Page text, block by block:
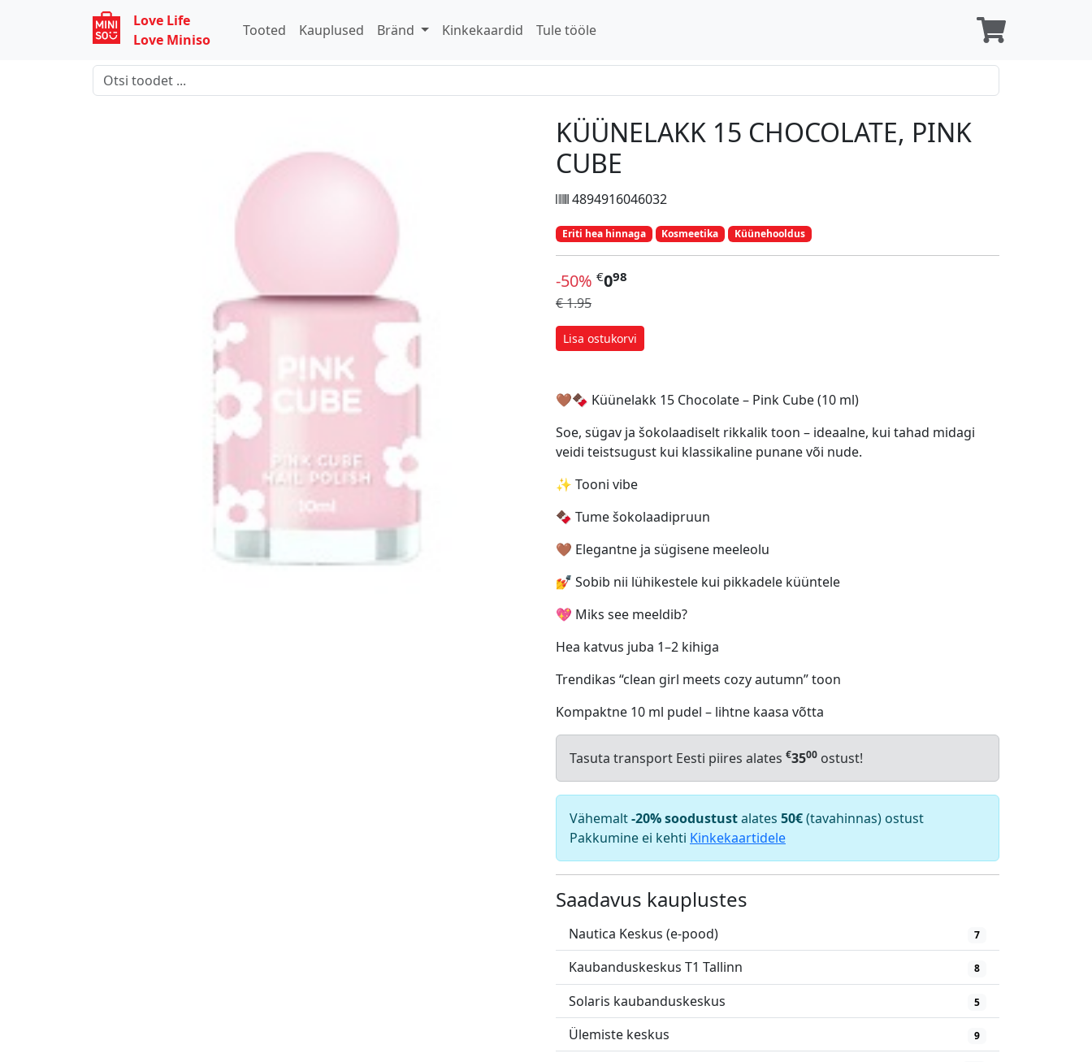
Love Life
Love Miniso
Tooted Kauplused Bränd Kinkekaardid Tule tööle
KÜÜNELAKK 15 CHOCOLATE, PINK
CUBE
4894916046032
Eriti hea hinnaga Kosmeetika Küünehooldus
-50% €098
€ 1.95
Lisa ostukorvi
🤎🍫 Küünelakk 15 Chocolate – Pink Cube (10 ml)
Soe, sügav ja šokolaadiselt rikkalik toon – ideaalne, kui tahad midagi
veidi teistsugust kui klassikaline punane või nude.
✨ Tooni vibe
🍫 Tume šokolaadipruun
🤎 Elegantne ja sügisene meeleolu
💅 Sobib nii lühikestele kui pikkadele küüntele
💖 Miks see meeldib?
Hea katvus juba 1–2 kihiga
Trendikas “clean girl meets cozy autumn” toon
Kompaktne 10 ml pudel – lihtne kaasa võtta
Tasuta transport Eesti piires alates €3500 ostust!
Vähemalt-20% soodustustalates 50€(tavahinnas) ostust
Pakkumine ei kehti Kinkekaartidele
Saadavus kauplustes
Nautica Keskus (e-pood) 7
Kaubanduskeskus T1 Tallinn 8
Solaris kaubanduskeskus 5
Ülemiste keskus 9